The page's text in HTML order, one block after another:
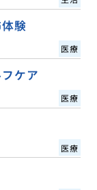
験
医療
ケア
医療
医療